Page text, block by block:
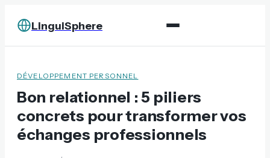
LinguiSphere
DÉVELOPPEMENT PERSONNEL
Bon relationnel : 5 piliers
concrets pour transformer vos
échanges professionnels